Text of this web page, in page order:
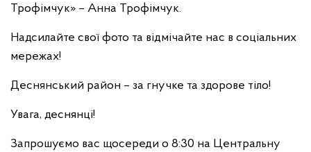
Трофімчук» – Анна Трофімчук.
Надсилайте свої фото та відмічайте нас в соціальних
мережах!
Деснянський район – за гнучке та здорове тіло!
Увага, деснянці!
Запрошуємо вас щосереди о 8:30 на Центральну